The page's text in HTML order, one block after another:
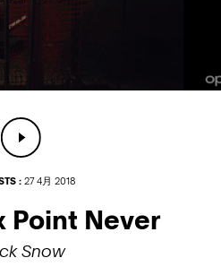
:27 4月 2018
Point Never
Snow